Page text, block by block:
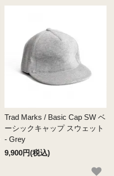
Trad Marks / Basic Cap SW ベ
ーシックキャップ スウェット
- Grey
9,900円(税込)